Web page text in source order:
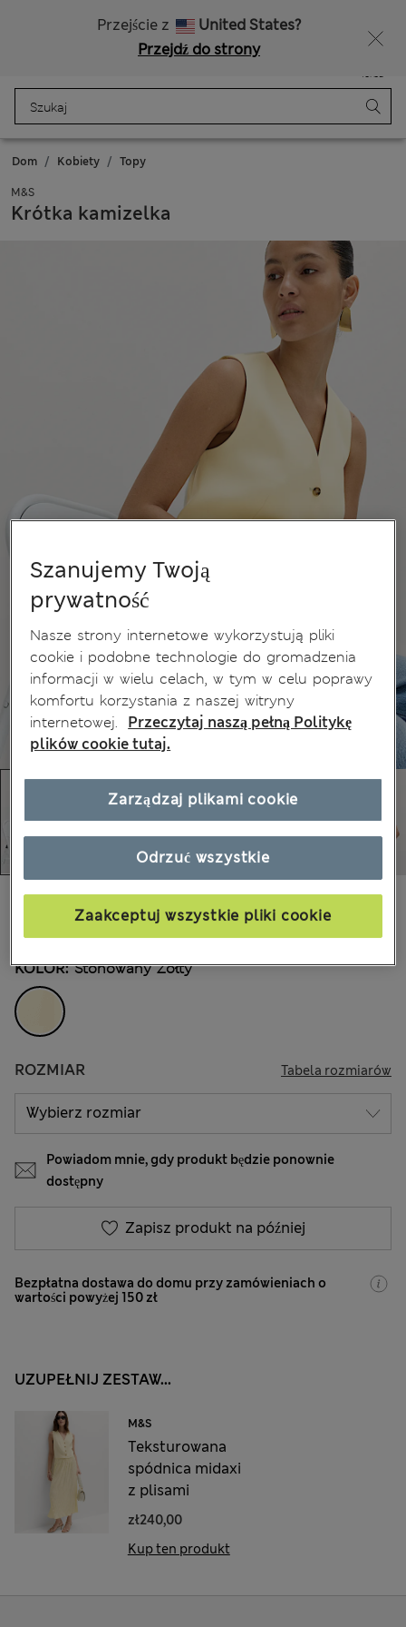
Przejście z
United States?
Przejdź do strony
Torba
Dom Kobiety Topy
M&S
Krótka kamizelka
zł215,00
KOLOR: Stonowany Żółty
ROZMIAR Tabela rozmiarów
Powiadom mnie, gdy produkt będzie ponownie
dostępny
Zapisz produkt na później
Bezpłatna dostawa do domu przy zamówieniach o
wartości powyżej 150 zł
UZUPEŁNIJ ZESTAW...
M&S
Teksturowana
spódnica midaxi
z plisami
zł240,00
Kup ten produkt
Szanujemy Twoją
prywatność
Nasze strony internetowe wykorzystują pliki
cookie i podobne technologie do gromadzenia
informacji w wielu celach, w tym w celu poprawy
komfortu korzystania z naszej witryny
internetowej.
Przeczytaj naszą pełną Politykę
plików cookie tutaj.
Odrzuć wszystkie
Zaakceptuj wszystkie pliki cookie
Zarządzaj plikami cookie